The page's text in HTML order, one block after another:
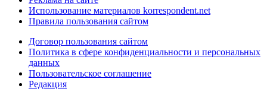
Использование материалов korrespondent.net
Правила пользования сайтом
Договор пользования сайтом
Политика в сфере конфиденциальности и персональных
данных
Пользовательское соглашение
Редакция